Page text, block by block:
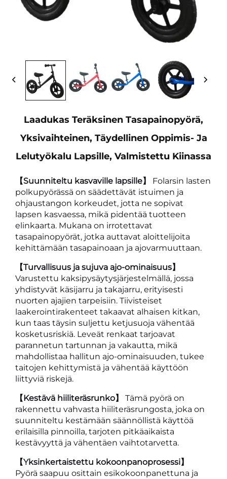
Laadukas Teräksinen Tasapainopyörä,
Yksivaihteinen, Täydellinen Oppimis- Ja
Lelutyökalu Lapsille, Valmistettu Kiinassa
【Suunniteltu kasvaville lapsille】 Folarsin lasten
polkupyörässä on säädettävät istuimen ja
ohjaustangon korkeudet, jotta ne sopivat
lapsen kasvaessa, mikä pidentää tuotteen
elinkaarta. Mukana on irrotettavat
tasapainopyörät, jotka auttavat aloittelijoita
kehittämään tasapainoaan ja ajovarmuuttaan.
【Turvallisuus ja sujuva ajo-ominaisuus】
Varustettu kaksipysäytysjärjestelmällä, jossa
yhdistyvät käsijarru ja takajarru, erityisesti
nuorten ajajien tarpeisiin. Tiivisteiset
laakerointirakenteet takaavat alhaisen kitkan,
kun taas täysin suljettu ketjusuoja vähentää
kosketusriskiä. Leveät renkaat tarjoavat
parannetun tartunnan ja vakautta, mikä
mahdollistaa hallitun ajo-ominaisuuden, tukee
taitojen kehittymistä ja vähentää käyttöön
liittyviä riskejä.
【Kestävä hiiliteräsrunko】 Tämä pyörä on
rakennettu vahvasta hiiliteräsrungosta, joka on
suunniteltu kestämään säännöllistä käyttöä
erilaisilla pinnoilla, tarjoten pitkäaikaista
kestävyyttä ja vähentäen vaihtotarvetta.
【Yksinkertaistettu kokoonpanoprosessi】
Pyörä saapuu osittain esikokoonpanettuna ja